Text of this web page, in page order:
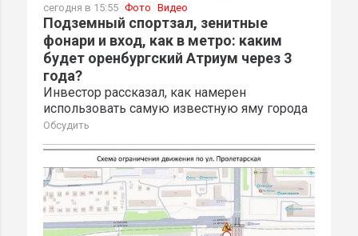
сегодня в 15:55 Фото Видео
Подземный спортзал, зенитные
фонари и вход, как в метро: каким
будет оренбургский Атриум через 3
года?
Инвестор рассказал, как намерен
использовать самую известную яму города
Обсудить